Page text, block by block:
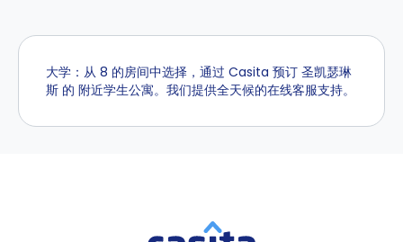
大学：从 8 的房间中选择，通过 Casita 预订 圣凯瑟琳
斯 的 附近学生公寓。我们提供全天候的在线客服支持。